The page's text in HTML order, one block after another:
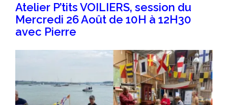
Atelier P’tits VOILIERS, session du
Mercredi 26Août de 10H à 12H30
avec Pierre